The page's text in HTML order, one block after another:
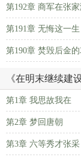
第192章 商军在张
第191章 无悔这一生
第190章 焚毁后金
《在明末继续建
第1章 我思故我在
第2章 梦回唐朝
第3章 六等秀才张采